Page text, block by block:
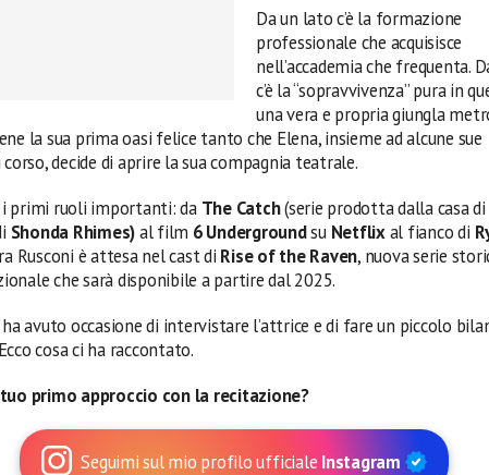
Da un lato c’è la formazione
professionale che acquisisce
nell’accademia che frequenta.
c’è la “sopravvivenza” pura in
una vera e propria giungla
la sua prima oasi felice tanto che Elena, insieme ad alcune sue
decide di aprire la sua compagnia teatrale.
primi ruoli importanti: da The Catch(serie prodotta dalla casa di
Shonda Rhimes)al film 6 Undergroundsu Netflixal fianco di
Rusconi è attesa nel cast di Rise of the Raven, nuova serie
che sarà disponibile a partire dal 2025.
ha avuto occasione di intervistare l’attrice e di fare un piccolo
cosa ci ha raccontato.
primo approccio con la recitazione?
Seguimi sul mio profilo ufficiale Instagram